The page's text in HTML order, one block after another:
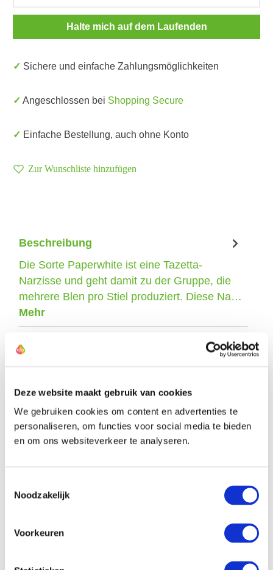
Deze website maakt gebruik van cookies
We gebruiken cookies om content en advertenties te
personaliseren, om functies voor social media te bieden
en om ons websiteverkeer te analyseren.
Noodzakelijk
Voorkeuren
Halte mich auf dem Laufenden
✓ Sichere und einfache Zahlungsmöglichkeiten
✓ Angeschlossen bei Shopping Secure
✓ Einfache Bestellung, auch ohne Konto
Zur Wunschliste hinzufügen
Beschreibung
Die Sorte Paperwhite ist eine Tazetta-
Narzisse und geht damit zu der Gruppe, die
mehrere Blen pro Stiel produziert. Diese Na…
Mehr
Die Züchter dieser Narzisse